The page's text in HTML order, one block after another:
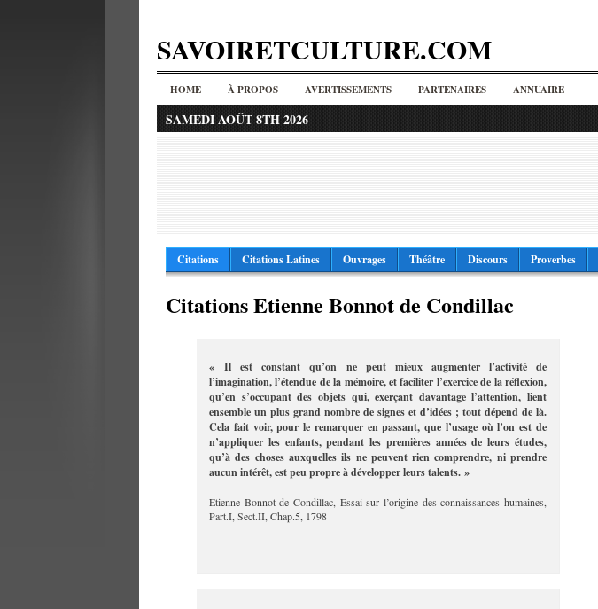
SAVOIRETCULTURE.COM
HOME À PROPOS AVERTISSEMENTS PARTENAIRES ANNUAIRE
SAMEDI AOÛT 8TH 2026
Citations Citations Latines Ouvrages Théâtre Discours Proverbes
Citations Etienne Bonnot de Condillac
« Il est constant qu’on ne peut mieux augmenter l’activité de
l’imagination, l’étendue de la mémoire, et faciliter l’exercice de la réflexion,
qu’en s’occupant des objets qui, exerçant davantage l’attention, lient
ensemble un plus grand nombre de signes et d’idées ; tout dépend de là.
Cela fait voir, pour le remarquer en passant, que l’usage où l’on est de
n’appliquer les enfants, pendant les premières années de leurs études,
qu’à des choses auxquelles ils ne peuvent rien comprendre, ni prendre
aucun intérêt, est peu propre à développer leurs talents. »
Etienne Bonnot de Condillac, Essai sur l’origine des connaissances humaines,
Part.I, Sect.II, Chap.5, 1798